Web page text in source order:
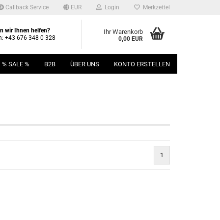
Callback Service EUR Login Merkzettel
wir Ihnen helfen?
+43 676 348 0 328
Ihr Warenkorb
0,00 EUR
% SALE % B2B ÜBER UNS KONTO ERSTELLEN
1